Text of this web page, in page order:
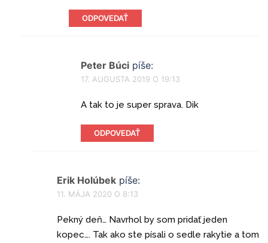
ODPOVEDAŤ
Peter Búci píše:
17. AUGUSTA 2019 O 19:13
A tak to je super sprava. Dik
ODPOVEDAŤ
Erik Holúbek píše:
11. MÁJA 2020 O 8:13
Pekný deň… Navrhol by som pridať jeden
kopec…. Tak ako ste písali o sedle rakytie a tom